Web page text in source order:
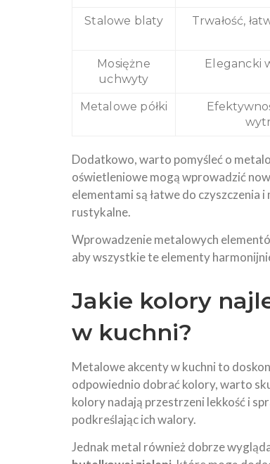
Stalowe blaty Trwałość,
Mosiężne
uchwyty
Elegancki
Metalowe półki
Dodatkowo, warto pomyśleć o
oświetleniowe mogą wprowadzić
elementami są łatwe do czyszczenia
rustykalne.
Wprowadzenie metalowych
aby wszystkie te elementy
Jakie kolory
w kuchni?
Metalowe akcenty w kuchni to
odpowiednio dobrać kolory, warto
kolory nadają przestrzeni lekkość i
podkreślając ich walory.
Jednak metal również dobrze